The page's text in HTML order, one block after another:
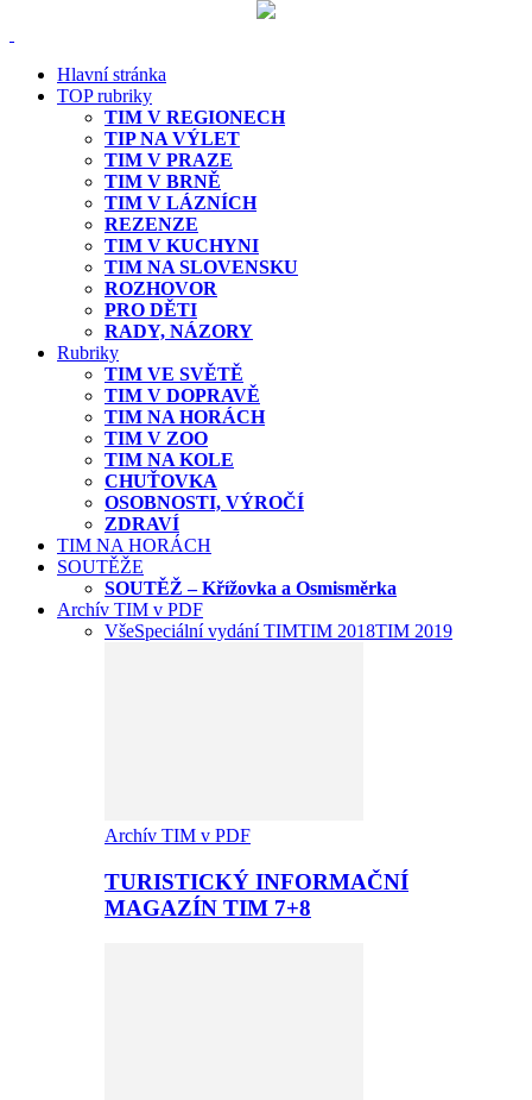
Hlavní stránka
TOP rubriky
TIM V REGIONECH
TIP NA VÝLET
TIM V PRAZE
TIM V BRNĚ
TIM V LÁZNÍCH
REZENZE
TIM V KUCHYNI
TIM NA SLOVENSKU
ROZHOVOR
PRO DĚTI
RADY, NÁZORY
Rubriky
TIM VE SVĚTĚ
TIM V DOPRAVĚ
TIM NA HORÁCH
TIM V ZOO
TIM NA KOLE
CHUŤOVKA
OSOBNOSTI, VÝROČÍ
ZDRAVÍ
TIM NA HORÁCH
SOUTĚŽE
SOUTĚŽ – Křížovka a Osmisměrka
Archív TIM v PDF
VšeSpeciální vydání TIMTIM 2018TIM 2019
Archív TIM v PDF
TURISTICKÝ INFORMAČNÍ
MAGAZÍN TIM 7+8